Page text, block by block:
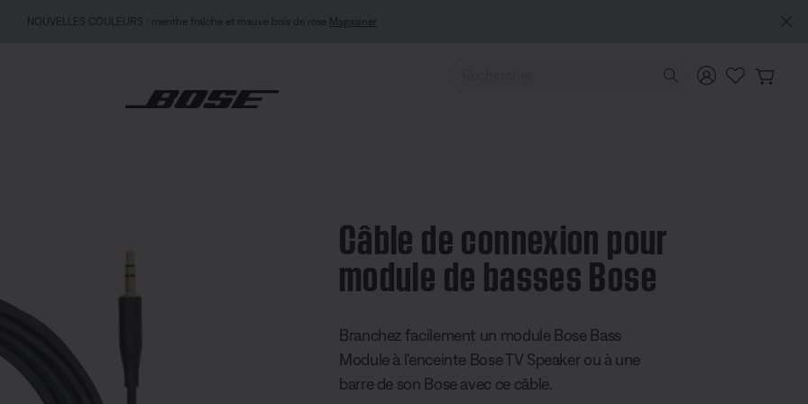
MON BOSE : Nouveau Casque QuietComfort (2e génération). Se connecter ou s’inscrire
Utilisez les touches de flèche Haut ou Bas pour naviguer
Câble de connexion pour
module de basses Bose
Branchez facilement un module Bose Bass
Module à l'enceinte Bose TV Speaker ou à une
barre de son Bose avec ce câble.